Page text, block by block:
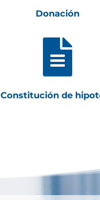
Donación

Constitución de